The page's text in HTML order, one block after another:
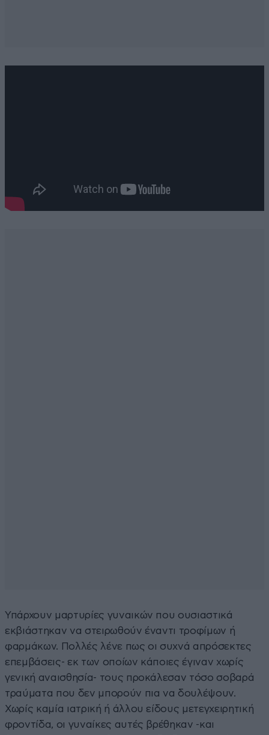
Υπάρχουν μαρτυρίες γυναικών που ουσιαστικά
εκβιάστηκαν να στειρωθούν έναντι τροφίμων ή
φαρμάκων. Πολλές λένε πως οι συχνά απρόσεκτες
επεμβάσεις- εκ των οποίων κάποιες έγιναν χωρίς
γενική αναισθησία- τους προκάλεσαν τόσο σοβαρά
τραύματα που δεν μπορούν πια να δουλέψουν.
Χωρίς καμία ιατρική ή άλλου είδους μετεγχειρητική
φροντίδα, οι γυναίκες αυτές βρέθηκαν -και